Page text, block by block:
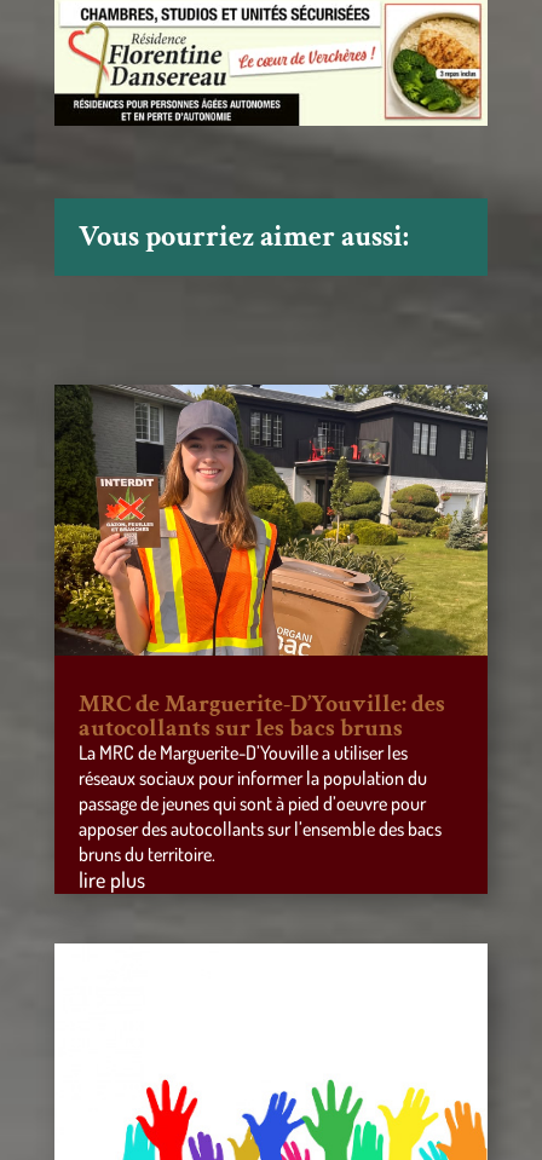
Vous pourriez aimer aussi:
MRC de Marguerite-D’Youville: des
autocollants sur les bacs bruns
La MRC de Marguerite-D’Youville a utiliser les
réseaux sociaux pour informer la population du
passage de jeunes qui sont à pied d’oeuvre pour
apposer des autocollants sur l’ensemble des bacs
bruns du territoire.
lire plus